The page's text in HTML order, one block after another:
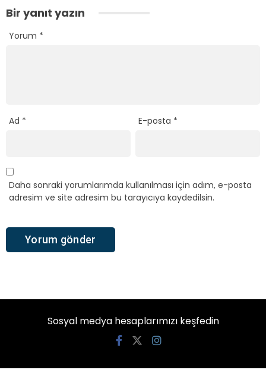
Bir yanıt yazın
Yorum *
Ad * E-posta *
Daha sonraki yorumlarımda kullanılması için adım, e-posta
adresim ve site adresim bu tarayıcıya kaydedilsin.
Sosyal medya hesaplarımızı keşfedin